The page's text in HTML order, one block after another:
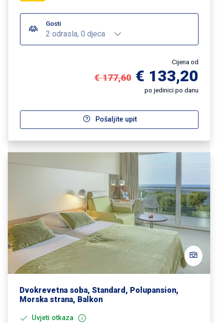
Gosti
2 odrasla, 0 djeca
Cijena od
€ 177,60 € 133,20
po jedinici po danu
Pošaljite upit
Dvokrevetna soba, Standard, Polupansion,
Morska strana, Balkon
Uvjeti otkaza